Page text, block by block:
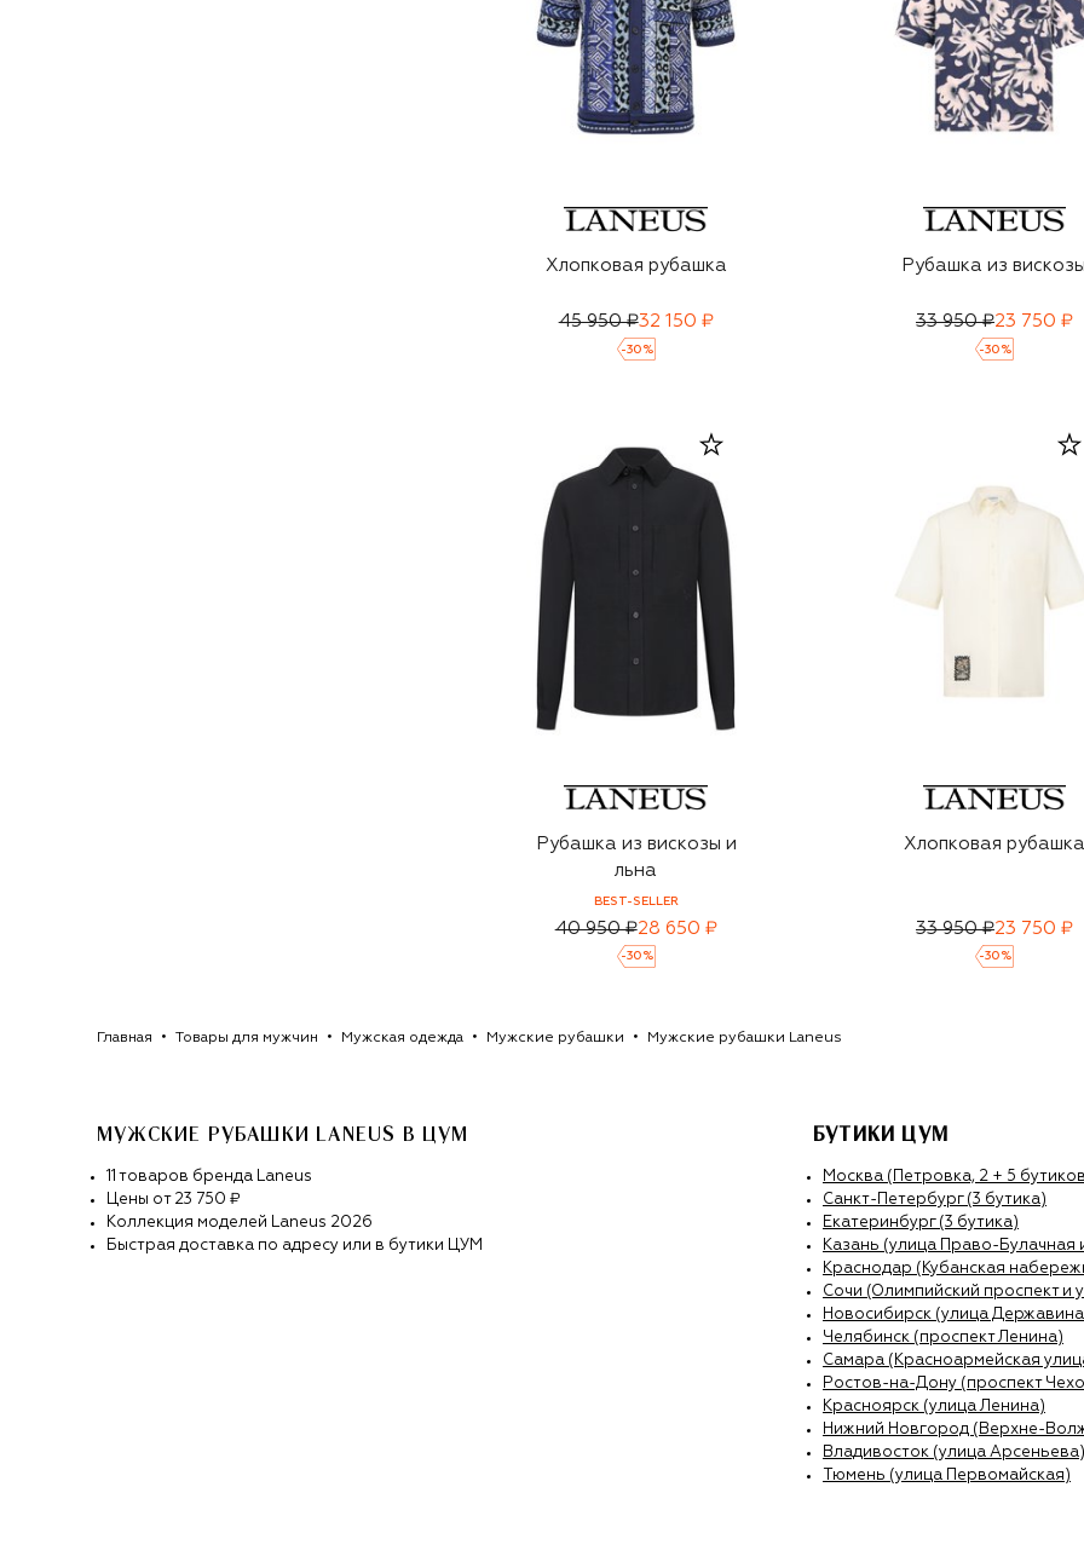
Хлопковая рубашка
45 950 ₽32 150 ₽
-30 %
Рубашка из
33 950 ₽23 750 ₽
-30 %
Рубашка из вискозы и
льна
BEST-SELLER
40 950 ₽28 650 ₽
-30 %
Хлопковая рубашка
33 950 ₽23 750 ₽
-30 %
Главная Товары для мужчин Мужская одежда Мужские рубашки Мужские рубашки Laneus
МУЖСКИЕ РУБАШКИ LANEUS В ЦУМ
11 товаров бренда Laneus
Цены от 23 750 ₽
Коллекция моделей Laneus 2026
Быстрая доставка по адресу или в бутики ЦУМ
БУТИКИ ЦУМ
Москва (Петровка, 2 + 5
Санкт-Петербург (3 бутика)
Екатеринбург (3 бутика)
Казань (улица Право-Булачная
Краснодар (Кубанская
Сочи (Олимпийский проспект и
Новосибирск (улица
Челябинск (проспект Ленина)
Самара (Красноармейская
Ростов-на-Дону (проспект
Красноярск (улица Ленина)
Нижний Новгород (Верхне-
Владивосток (улица Арсеньева)
Тюмень (улица Первомайская)